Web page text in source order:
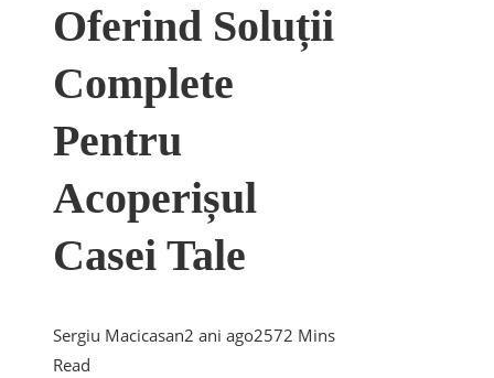
Oferind Soluții
Complete
Pentru
Acoperișul
Casei Tale
Sergiu Macicasan2 ani ago2572 Mins
Read